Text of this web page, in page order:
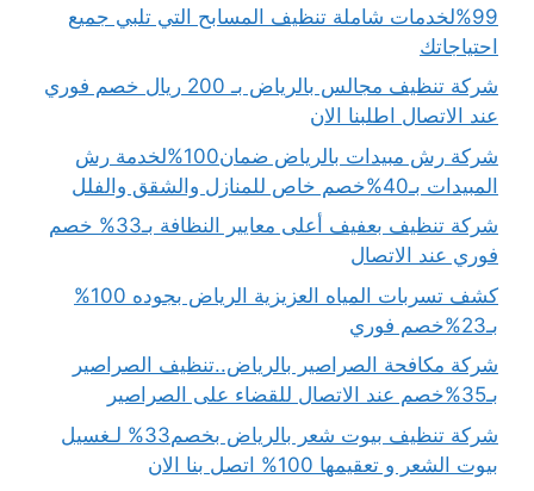
99%لخدمات شاملة تنظيف المسابح التي تلبي جميع
احتياجاتك
شركة تنظيف مجالس بالرياض بـ 200 ريال خصم فوري
عند الاتصال اطلبنا الان
شركة رش مبيدات بالرياض ضمان100%لخدمة رش
المبيدات بـ40%خصم خاص للمنازل والشقق والفلل
شركة تنظيف بعفيف أعلى معايير النظافة بـ33% خصم
فوري عند الاتصال
كشف تسربات المياه العزيزية الرياض بجوده 100%
بـ23%خصم فوري
شركة مكافحة الصراصير بالرياض..تنظيف الصراصير
بـ35%خصم عند الاتصال للقضاء على الصراصير
شركة تنظيف بيوت شعر بالرياض بخصم33% لـغسيل
بيوت الشعر و تعقيمها 100% اتصل بنا الان